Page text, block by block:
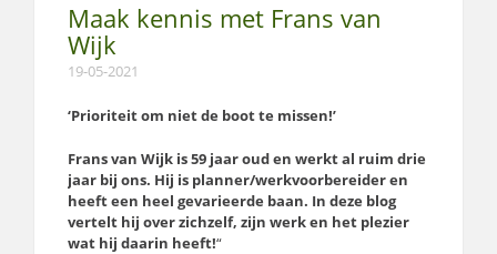
Maak kennis met Frans van
Wijk
19-05-2021
‘Prioriteit om niet de boot te missen!’
Frans van Wijk is 59 jaar oud en werkt al ruim drie
jaar bij ons. Hij is planner/werkvoorbereider en
heeft een heel gevarieerde baan. In deze blog
vertelt hij over zichzelf, zijn werk en het plezier
wat hij daarin heeft!“